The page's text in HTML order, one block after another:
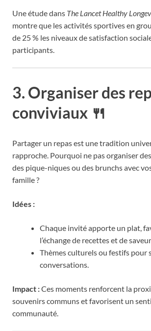
Une étude dans The Lancet Healthy
montre que les activités sportives en
de 25 % les niveaux de satisfaction
participants.
3. Organiser des
conviviaux 🍴
Partager un repas est une tradition
rapproche. Pourquoi ne pas organiser
des pique-niques ou des brunchs avec
famille ?
Idées :
Chaque invité apporte un plat,
l’échange de recettes et de
Thèmes culturels ou festifs pour
conversations.
Impact :Ces moments renforcent la
souvenirs communs et favorisent un
communauté.